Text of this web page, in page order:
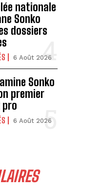
nationale
Sonko
dossiers
6 Août 2026
Sonko
premier
6 Août 2026